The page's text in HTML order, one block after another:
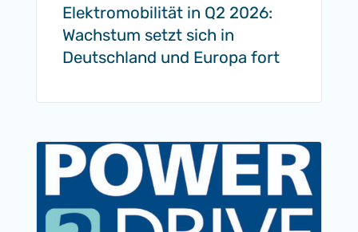
Elektromobilität in Q2 2026:
Wachstum setzt sich in
Deutschland und Europa fort